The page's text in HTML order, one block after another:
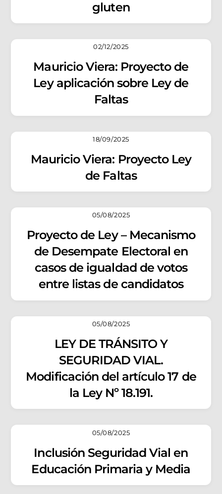
gluten
02/12/2025
Mauricio Viera: Proyecto de
Ley aplicación sobre Ley de
Faltas
18/09/2025
Mauricio Viera: Proyecto Ley
de Faltas
05/08/2025
Proyecto de Ley – Mecanismo
de Desempate Electoral en
casos de igualdad de votos
entre listas de candidatos
05/08/2025
LEY DE TRÁNSITO Y
SEGURIDAD VIAL.
Modificación del artículo 17 de
la Ley Nº 18.191.
05/08/2025
Inclusión Seguridad Vial en
Educación Primaria y Media